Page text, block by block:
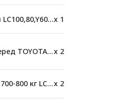
x 1
76/78/79 x 2
800 кг LC 70 x 2